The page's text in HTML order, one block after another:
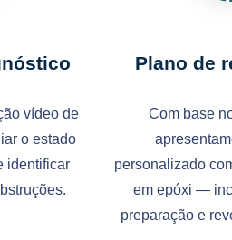
vídeo de
o estado
identificar
Plano de
Com base
personalizado
em epóxi —
preparação e